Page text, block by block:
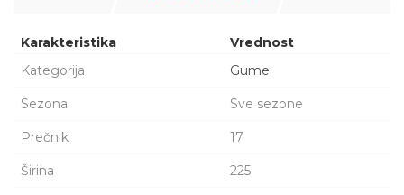
Karakteristika
Vrednost
Kategorija
Gume
Sezona Sve sezone
Prečnik 17
Širina 225